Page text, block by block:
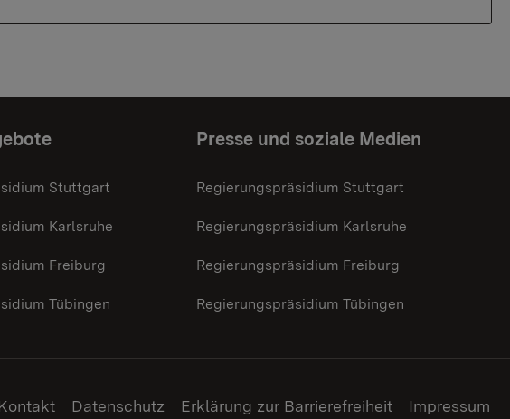
Stuttgart
Karlsruhe
Freiburg
Tübingen
Presse und soziale Medien
Regierungspräsidium Stuttgart
Regierungspräsidium Karlsruhe
Regierungspräsidium Freiburg
Regierungspräsidium Tübingen
Datenschutz Erklärung zur Barrierefreiheit Impressum